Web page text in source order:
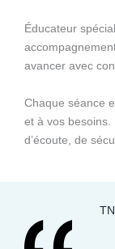
Éducateur
avancer avec
Chaque séance
et à vos besoins.
d’écoute, de